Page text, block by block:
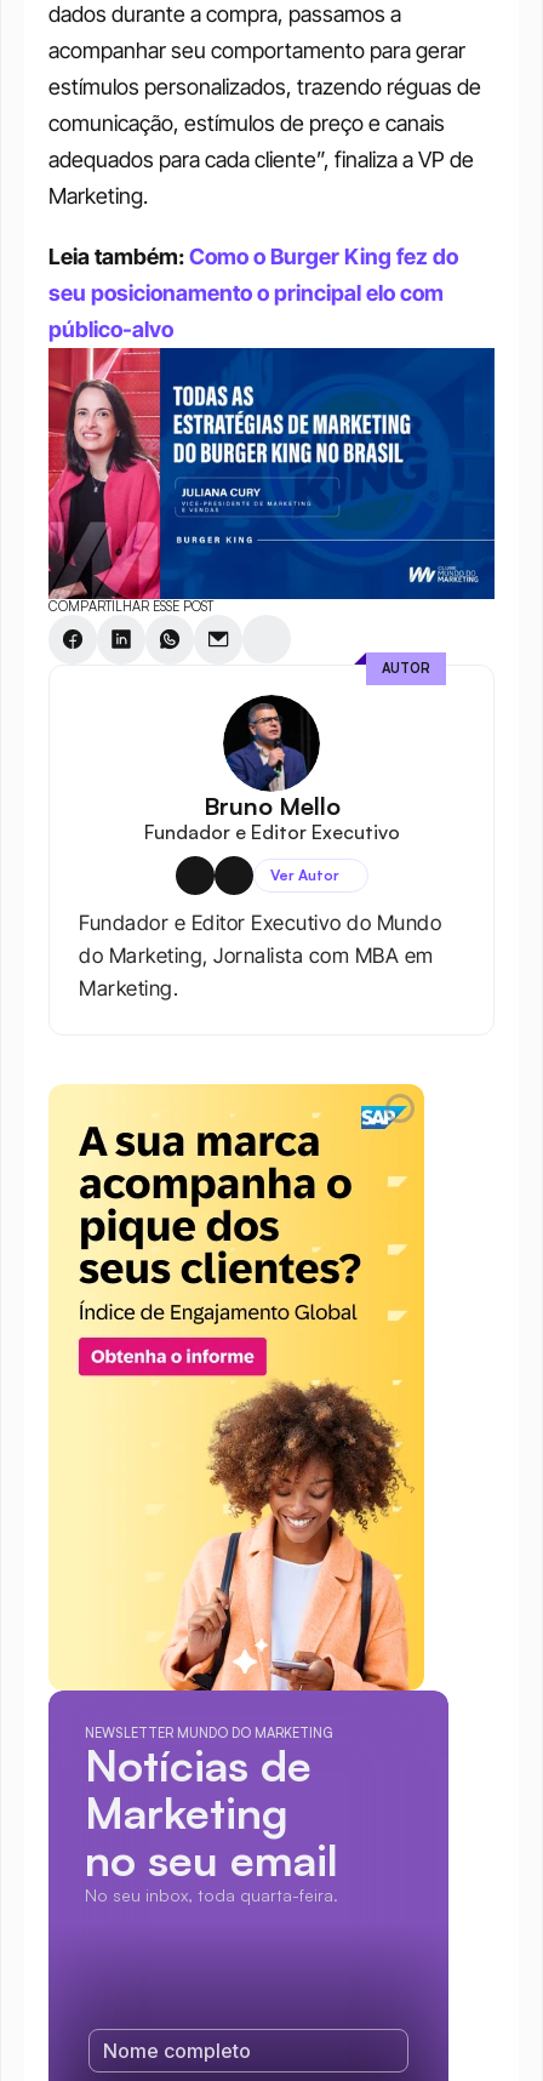
dados durante a compra, passamos a
acompanhar seu comportamento para gerar
estímulos personalizados, trazendo réguas de
comunicação, estímulos de preço e canais
adequados para cada cliente”, finaliza a VP de
Marketing.
Leia também: Como o Burger King fez do
seu posicionamento o principal elo com
público-alvo
COMPARTILHAR ESSE POST
Bruno Mello
Fundador e Editor Executivo
Ver Autor
Fundador e Editor Executivo do Mundo
do Marketing, Jornalista com MBA em
Marketing.
AUTOR
NEWSLETTER MUNDO DO MARKETING
Notícias de
Marketing
no seu email
No seu inbox, toda quarta-feira.